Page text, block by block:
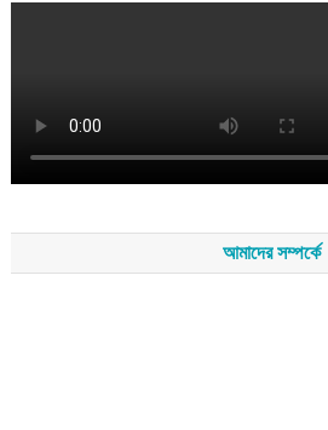
আমাদের সম্পর্কে